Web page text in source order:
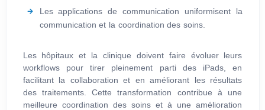
Les applications de communication uniformisent la
communication et la coordination des soins.
Les hôpitaux et la clinique doivent faire évoluer leurs
workflows pour tirer pleinement parti des iPads, en
facilitant la collaboration et en améliorant les résultats
des traitements. Cette transformation contribue à une
meilleure coordination des soins et à une amélioration